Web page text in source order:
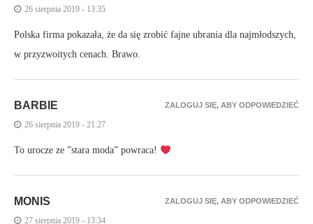
26 sierpnia 2019 - 13:35
Polska firma pokazała, że da się zrobić fajne ubrania dla najmłodszych,
w przyzwoitych cenach. Brawo.
BARBIE
26 sierpnia 2019 - 21:27
To urocze ze ”stara moda” powraca!
ZALOGUJ SIĘ, ABY ODPOWIEDZIEĆ
MONIS
27 sierpnia 2019 - 13:34
ZALOGUJ SIĘ, ABY ODPOWIEDZIEĆ